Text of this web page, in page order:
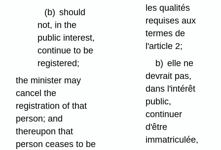
(b) should
not, in the
public interest,
continue to be
registered;
the minister may
cancel the
registration of that
person; and
thereupon that
person ceases to be
les qualités
requises aux
termes de
l'article 2;
b) elle ne
devrait pas,
dans l'intérêt
public,
continuer
d'être
immatriculée,